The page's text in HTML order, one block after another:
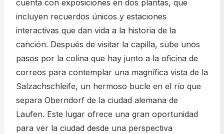
cuenta con exposiciones en dos plantas, que
incluyen recuerdos únicos y estaciones
interactivas que dan vida a la historia de la
canción. Después de visitar la capilla, sube unos
pasos por la colina que hay junto a la oficina de
correos para contemplar una magnífica vista de la
Salzachschleife, un hermoso bucle en el río que
separa Oberndorf de la ciudad alemana de
Laufen. Este lugar ofrece una gran oportunidad
para ver la ciudad desde una perspectiva